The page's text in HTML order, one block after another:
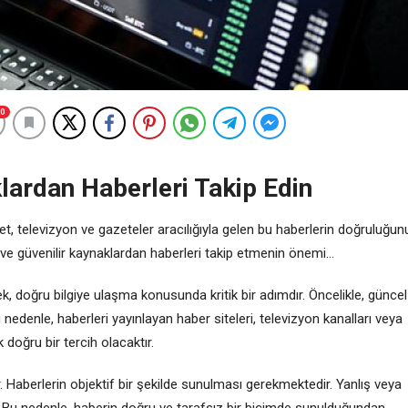
0
Haberleri Takip Edin
televizyon ve gazeteler aracılığıyla gelen bu haberlerin
güvenilir kaynaklardan haberleri takip etmenin önemi…
doğru bilgiye ulaşma konusunda kritik bir adımdır. Öncelikle, güncel
haberleri yayınlayan haber siteleri, televizyon kanalları veya
doğru bir tercih olacaktır.
objektif bir şekilde sunulması gerekmektedir. Yanlış veya